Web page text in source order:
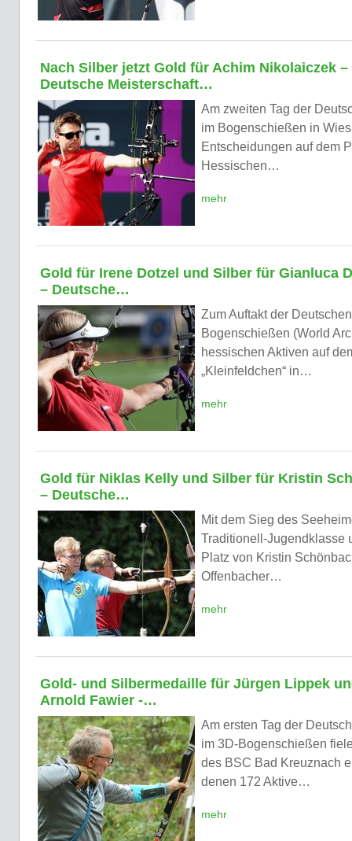
Nach Silber jetzt Gold für Achim Nikolaiczek –
Deutsche Meisterschaft…
Am zweiten Tag der
im Bogenschießen in
Entscheidungen auf dem
Hessischen…
mehr
Gold für Irene Dotzel und Silber für Gianluca
– Deutsche…
Zum Auftakt der
Bogenschießen (World
hessischen Aktiven auf
„Kleinfeldchen“ in…
mehr
Gold für Niklas Kelly und Silber für Kristin
– Deutsche…
Mit dem Sieg des
Traditionell-Jugendklasse
Platz von Kristin
Offenbacher…
mehr
Gold- und Silbermedaille für Jürgen Lippek
Arnold Fawier -…
Am ersten Tag der
im 3D-Bogenschießen
des BSC Bad Kreuznach
denen 172 Aktive…
mehr